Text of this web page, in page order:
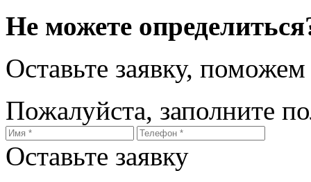
Не можете
Оставьте заявку,
Пожалуйста, заполните
Оставьте заявку